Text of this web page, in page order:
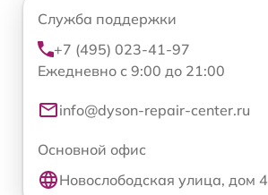
Служба поддержки
+7 (495) 023-41-97
Ежедневно с 9:00 до 21:00
info@dyson-repair-center.ru
Основной офис
Новослободская улица, дом 4